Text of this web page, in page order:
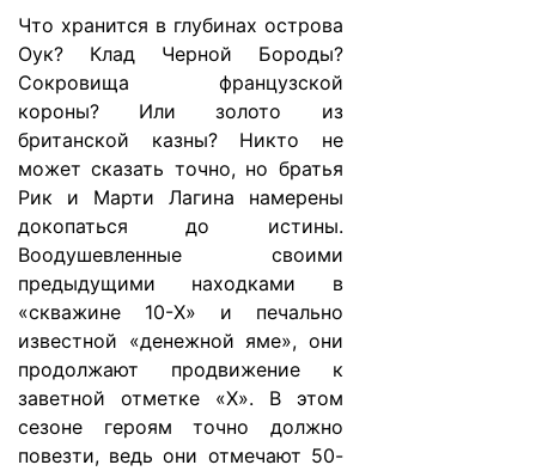
Что хранится в глубинах острова
Оук? Клад Черной Бороды?
Сокровища французской
короны? Или золото из
британской казны? Никто не
может сказать точно, но братья
Рик и Марти Лагина намерены
докопаться до истины.
Воодушевленные своими
предыдущими находками в
«скважине 10-X» и печально
известной «денежной яме», они
продолжают продвижение к
заветной отметке «Х». В этом
сезоне героям точно должно
повезти, ведь они отмечают 50-